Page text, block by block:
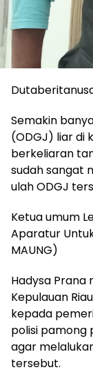
Semakin
(ODGJ) liar di
berkeliaran
sudah sangat
ulah ODGJ
Ketua umum
Aparatur
MAUNG)
Hadysa Prana
Kepulauan
kepada
polisi pamong
agar
tersebut.